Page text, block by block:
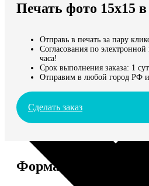
Мы доставляем по всему миру
Продолжить без города
Печать фото 15х15
Отправь в печать за пару
Согласования по
часа!
Срок выполнения заказа: 1
Отправим в любой город РФ
Сделать заказ
Форматы и цены